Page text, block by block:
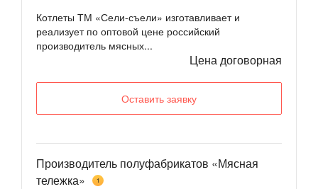
Котлеты ТМ «Сели-съели» изготавливает и
реализует по оптовой цене российский
производитель мясных...
Цена договорная
Оставить заявку
Производитель полуфабрикатов «Мясная
тележка»
1